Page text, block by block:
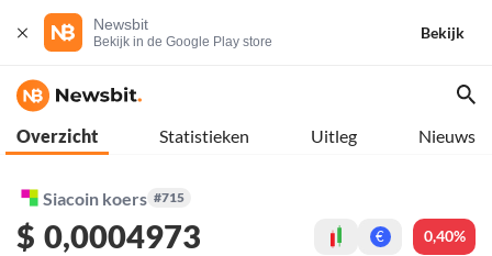
Newsbit
Bekijk in de Google Play store
Bekijk
Overzicht Statistieken Uitleg Nieuws
Siacoin koers #715
$ 0,0004973 € 0,40%